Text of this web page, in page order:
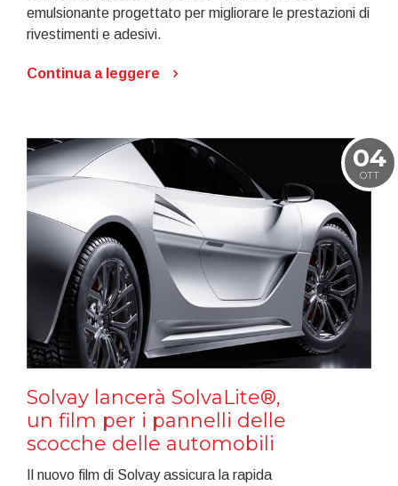
emulsionante progettato per migliorare le prestazioni di
rivestimenti e adesivi.
Continua a leggere
04
OTT
Solvay lancerà SolvaLite®,
un film per i pannelli delle
scocche delle automobili
Il nuovo film di Solvay assicura la rapida